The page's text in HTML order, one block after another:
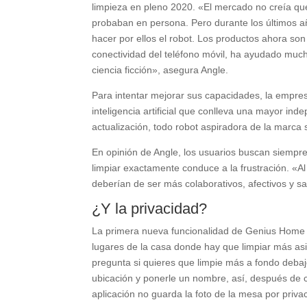
limpieza en pleno 2020. «El mercado no creía
probaban en persona. Pero durante los últimos
hacer por ellos el robot. Los productos ahora
conectividad del teléfono móvil, ha ayudado
ciencia ficción», asegura Angle.
Para intentar mejorar sus capacidades, la
inteligencia artificial que conlleva una mayor
actualización, todo robot aspiradora de la
En opinión de Angle, los usuarios buscan
limpiar exactamente conduce a la frustración.
deberían de ser más colaborativos, afectivos y
¿Y la privacidad?
La primera nueva funcionalidad de Genius
lugares de la casa donde hay que limpiar más
pregunta si quieres que limpie más a fondo
ubicación y ponerle un nombre, así, después
aplicación no guarda la foto de la mesa por